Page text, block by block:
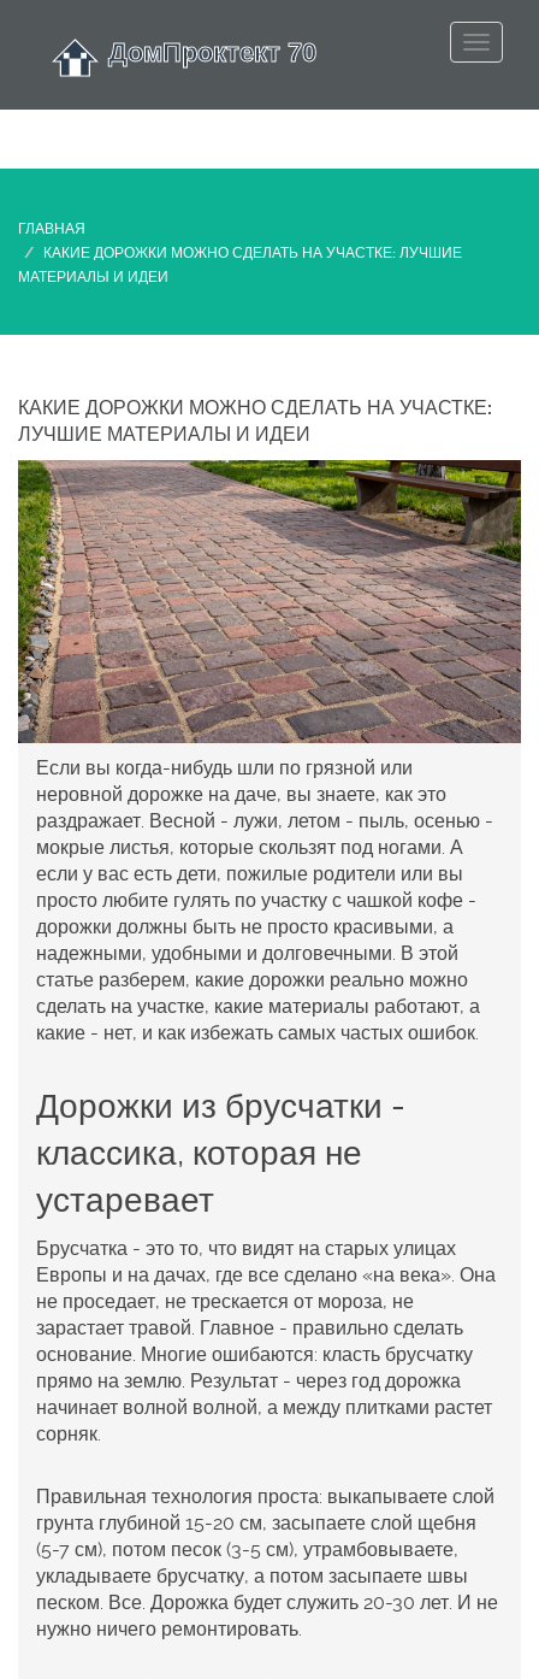
ГЛАВНАЯ
КАКИЕ ДОРОЖКИ МОЖНО СДЕЛАТЬ НА УЧАСТКЕ: ЛУЧШИЕ
МАТЕРИАЛЫ И ИДЕИ
КАКИЕ ДОРОЖКИ МОЖНО СДЕЛАТЬ НА УЧАСТКЕ:
ЛУЧШИЕ МАТЕРИАЛЫ И ИДЕИ
Если вы когда-нибудь шли по грязной или
неровной дорожке на даче, вы знаете, как это
раздражает. Весной - лужи, летом - пыль, осенью -
мокрые листья, которые скользят под ногами. А
если у вас есть дети, пожилые родители или вы
просто любите гулять по участку с чашкой кофе -
дорожки должны быть не просто красивыми, а
надежными, удобными и долговечными. В этой
статье разберем, какие дорожки реально можно
сделать на участке, какие материалы работают, а
какие - нет, и как избежать самых частых ошибок.
Дорожки из брусчатки -
классика, которая не
устаревает
Брусчатка - это то, что видят на старых улицах
Европы и на дачах, где все сделано «на века». Она
не проседает, не трескается от мороза, не
зарастает травой. Главное - правильно сделать
основание. Многие ошибаются: класть брусчатку
прямо на землю. Результат - через год дорожка
начинает волной волной, а между плитками растет
сорняк.
Правильная технология проста: выкапываете слой
грунта глубиной 15-20 см, засыпаете слой щебня
(5-7 см), потом песок (3-5 см), утрамбовываете,
укладываете брусчатку, а потом засыпаете швы
песком. Все. Дорожка будет служить 20-30 лет. И не
нужно ничего ремонтировать.